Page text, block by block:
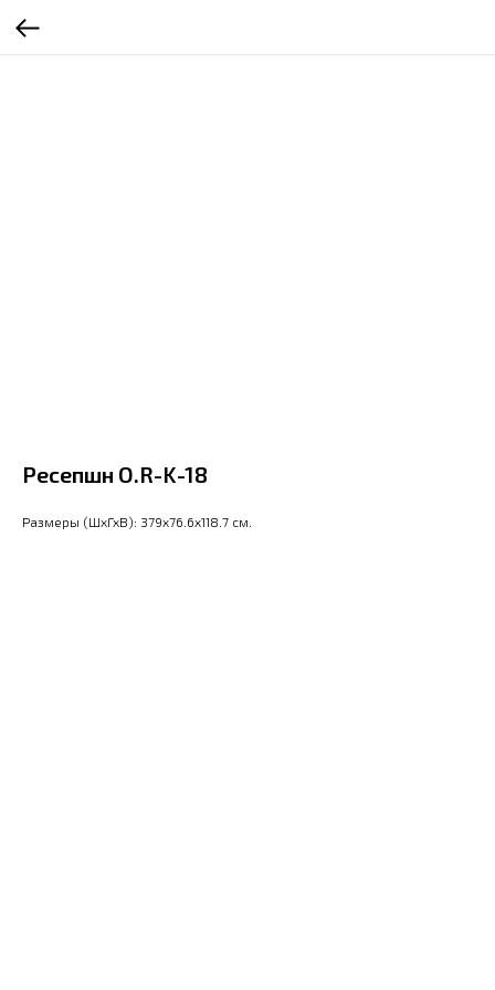
Ресепшн O.R-K-18
Размеры (ШхГхВ): 379x76.6x118.7 см.